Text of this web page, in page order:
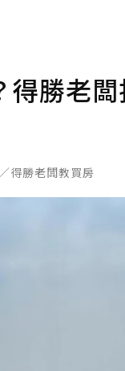
得勝老
得勝老闆教買房